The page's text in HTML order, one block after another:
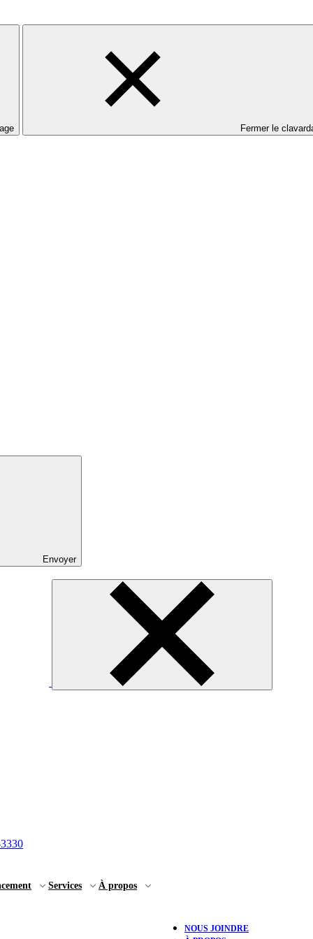
Fermer le
Envoyer
Services À propos
NOUS JOINDRE